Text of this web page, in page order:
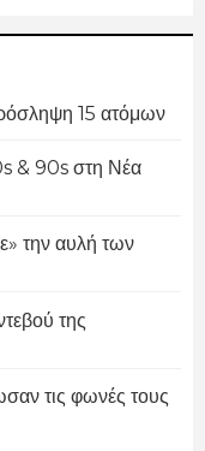
15 ατόμων
& 90s στη Νέα
την αυλή των
της
τις φωνές τους